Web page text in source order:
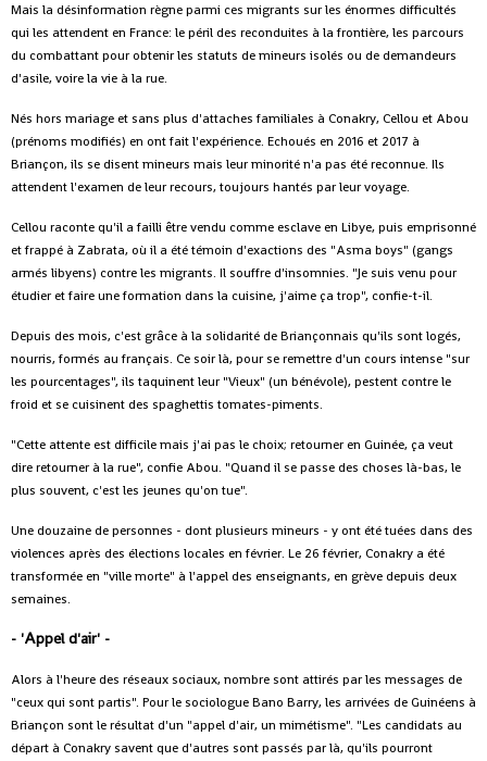
Mais la désinformation règne parmi ces migrants sur les énormes difficultés
qui les attendent en France: le péril des reconduites à la frontière, les parcours
du combattant pour obtenir les statuts de mineurs isolés ou de demandeurs
d'asile, voire la vie à la rue.
Nés hors mariage et sans plus d'attaches familiales à Conakry, Cellou et Abou
(prénoms modifiés) en ont fait l'expérience. Echoués en 2016 et 2017 à
Briançon, ils se disent mineurs mais leur minorité n'a pas été reconnue. Ils
attendent l'examen de leur recours, toujours hantés par leur voyage.
Cellou raconte qu'il a failli être vendu comme esclave en Libye, puis emprisonné
et frappé à Zabrata, où il a été témoin d'exactions des "Asma boys" (gangs
armés libyens) contre les migrants. Il souffre d'insomnies. "Je suis venu pour
étudier et faire une formation dans la cuisine, j'aime ça trop", confie-t-il.
Depuis des mois, c'est grâce à la solidarité de Briançonnais qu'ils sont logés,
nourris, formés au français. Ce soir là, pour se remettre d'un cours intense "sur
les pourcentages", ils taquinent leur "Vieux" (un bénévole), pestent contre le
froid et se cuisinent des spaghettis tomates-piments.
"Cette attente est difficile mais j'ai pas le choix; retourner en Guinée, ça veut
dire retourner à la rue", confie Abou. "Quand il se passe des choses là-bas, le
plus souvent, c'est les jeunes qu'on tue".
Une douzaine de personnes - dont plusieurs mineurs - y ont été tuées dans des
violences après des élections locales en février. Le 26 février, Conakry a été
transformée en "ville morte" à l'appel des enseignants, en grève depuis deux
semaines.
- 'Appel d'air' -
Alors à l'heure des réseaux sociaux, nombre sont attirés par les messages de
"ceux qui sont partis". Pour le sociologue Bano Barry, les arrivées de Guinéens à
Briançon sont le résultat d'un "appel d'air, un mimétisme". "Les candidats au
départ à Conakry savent que d'autres sont passés par là, qu'ils pourront